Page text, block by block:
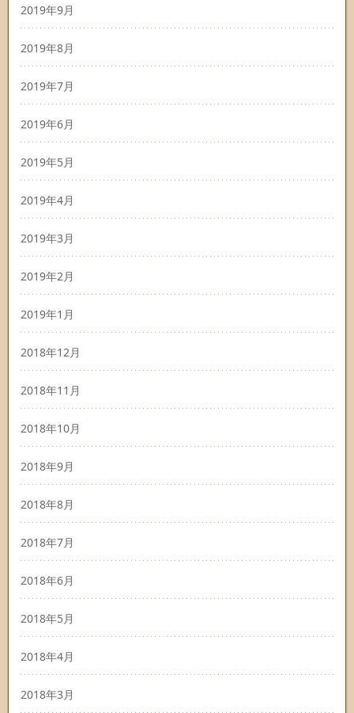
2019年9月
2019年8月
2019年7月
2019年6月
2019年5月
2019年4月
2019年3月
2019年2月
2019年1月
2018年12月
2018年11月
2018年10月
2018年9月
2018年8月
2018年7月
2018年6月
2018年5月
2018年4月
2018年3月